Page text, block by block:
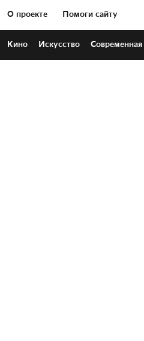
О проекте Помоги сайту
Кино Искусство Современная